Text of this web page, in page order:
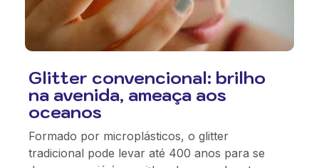
Glitter convencional: brilho
na avenida, ameaça aos
oceanos
Formado por microplásticos, o glitter
tradicional pode levar até 400 anos para se